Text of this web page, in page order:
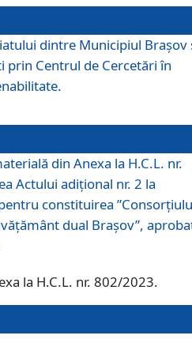
dintre Municipiul Brașov
prin Centrul de Cercetări în
din Anexa la H.C.L. nr.
Actului adițional nr. 2 la
constituirea
dual Brașov”,
la H.C.L. nr. 802/2023.